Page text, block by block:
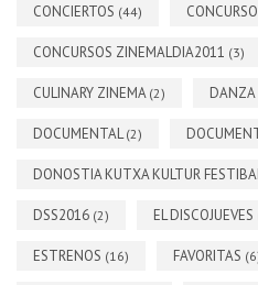
CONCIERTOS (44) CONCURSO
CONCURSOS ZINEMALDIA2011 (3)
CULINARY ZINEMA (2) DANZA
DOCUMENTAL(2)
DONOSTIA KUTXA KULTUR
DSS2016 (2) EL DISCOJUEVES
ESTRENOS (16) FAVORITAS